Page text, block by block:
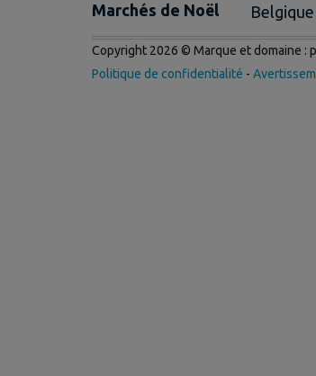
Marchés de Noël Belgique
Copyright 2026 © Marque et domaine :
Politique de confidentialité -